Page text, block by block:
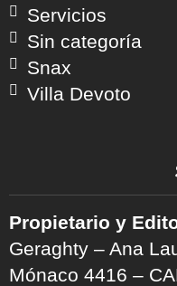
Servicios
Sin categoría
Snax
Villa Devoto
Propietario y
Geraghty – Ana
Mónaco 4416 –